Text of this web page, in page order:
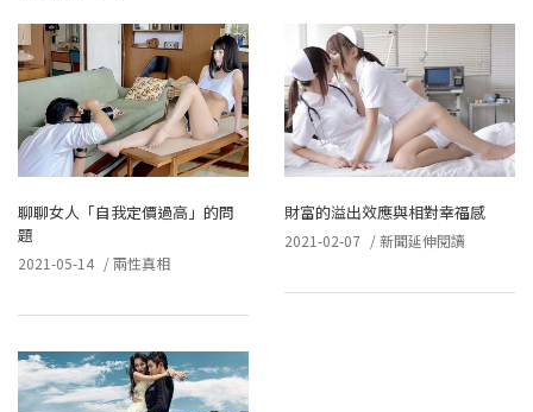
聊聊女人「自我定價過高」的問
題
2021-05-14 /兩性真相
財富的溢出效應與相對幸福感
2021-02-07 /新聞延伸閱讀